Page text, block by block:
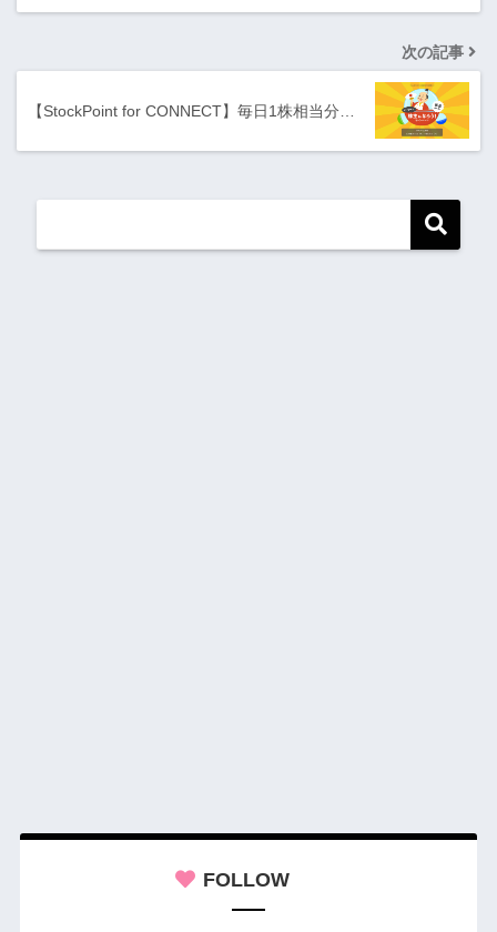
次の記事
【StockPoint for CONNECT】毎日1株相当分…
FOLLOW